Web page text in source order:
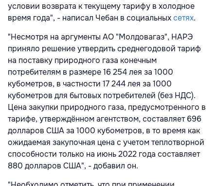
условии возврата к текущему тарифу в холодное
время года", - написал Чебан в социальныхсетях.
"Несмотря на аргументы АО "Молдовагаз", НАРЭ
приняло решение утвердить среднегодовой тариф
на поставку природного газа конечным
потребителям в размере 16 254 лея за 1000
кубометров, в частности 17 244 лея за 1000
кубометров для бытовых потребителей (без НДС).
Цена закупки природного газа, предусмотренного в
тарифе, утверждённом агентством, составляет 696
долларов США за 1000 кубометров, в то время как
ожидаемая закупочная цена с учетом теплотворной
способности только на июнь 2022 года составляет
880 долларов США", - добавил он.